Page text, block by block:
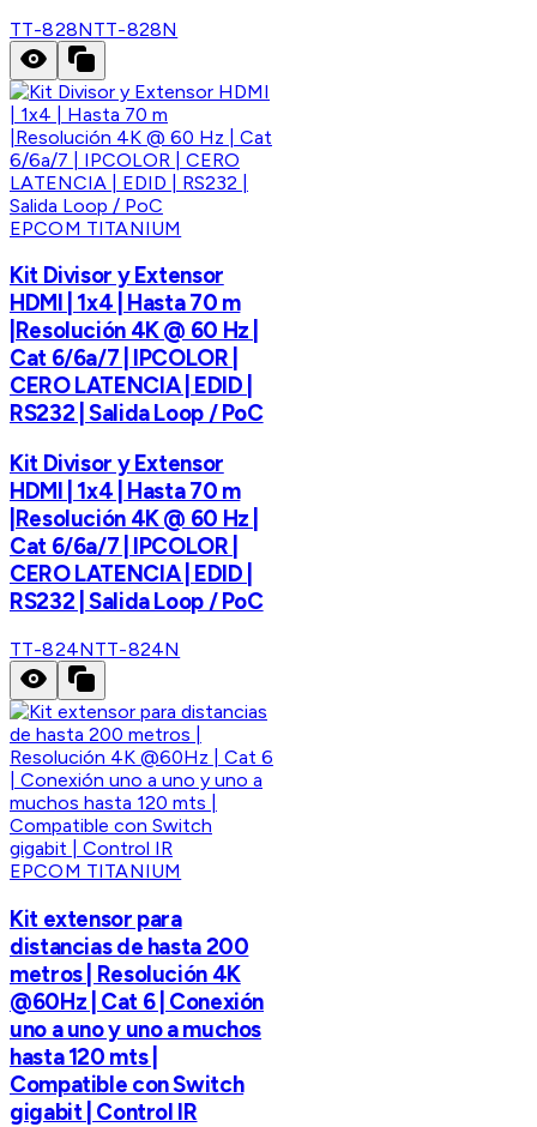
TT-828NTT-828N
EPCOM TITANIUM
Kit Divisor y Extensor
HDMI | 1x4 | Hasta 70 m
|Resolución 4K @ 60 Hz |
Cat 6/6a/7 | IPCOLOR |
CERO LATENCIA | EDID |
RS232 | Salida Loop / PoC
Kit Divisor y Extensor
HDMI | 1x4 | Hasta 70 m
|Resolución 4K @ 60 Hz |
Cat 6/6a/7 | IPCOLOR |
CERO LATENCIA | EDID |
RS232 | Salida Loop / PoC
TT-824NTT-824N
EPCOM TITANIUM
Kit extensor para
distancias de hasta 200
metros | Resolución 4K
@60Hz | Cat 6 | Conexión
uno a uno y uno a muchos
hasta 120 mts |
Compatible con Switch
gigabit | Control IR